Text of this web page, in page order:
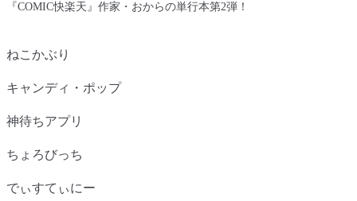
『COMIC快楽天』作家・おからの単行本第2弾！
ねこかぶり
キャンディ・ポップ
神待ちアプリ
ちょろびっち
でぃすてぃにー